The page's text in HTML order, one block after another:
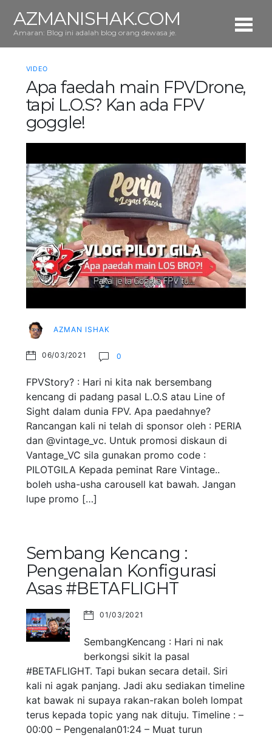
AZMANISHAK.COM
Amaran: Blog ini adalah blog orang dewasa je.
VIDEO
Apa faedah main FPVDrone,
tapi L.O.S? Kan ada FPV
goggle!
AZMAN ISHAK
06/03/2021 0
FPVStory? : Hari ni kita nak bersembang
kencang di padang pasal L.O.S atau Line of
Sight dalam dunia FPV. Apa paedahnye?
Rancangan kali ni telah di sponsor oleh : PERIA
dan @vintage_vc. Untuk promosi diskaun di
Vantage_VC sila gunakan promo code :
PILOTGILA Kepada peminat Rare Vintage..
boleh usha-usha carousell kat bawah. Jangan
lupe promo […]
Sembang Kencang :
Pengenalan Konfigurasi
Asas #BETAFLIGHT
01/03/2021
SembangKencang : Hari ni nak
berkongsi sikit la pasal
#BETAFLIGHT. Tapi bukan secara detail. Siri
kali ni agak panjang. Jadi aku sediakan timeline
kat bawak ni supaya rakan-rakan boleh lompat
terus kepada topic yang nak dituju. Timeline : –
00:00 – Pengenalan01:24 – Muat turun